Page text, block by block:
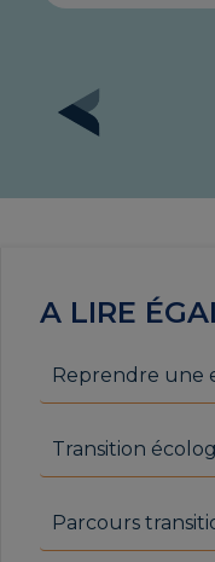
A LIRE
Reprendre une
Transition
Parcours